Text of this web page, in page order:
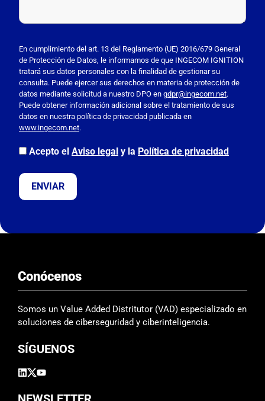
o
r
f
a
v
o
r
,
e
s
c
a
m
p
v
c
En cumplimiento del art. 13 del Reglamento (UE) 2016/679 General
de Protección de Datos, le informamos de que INGECOM IGNITION
tratará sus datos personales con la finalidad de gestionar su
consulta. Puede ejercer sus derechos en materia de protección de
datos mediante solicitud a nuestro DPO en gdpr@ingecom.net.
Puede obtener información adicional sobre el tratamiento de sus
datos en nuestra política de privacidad publicada en
www.ingecom.net.
Acepto el Aviso legal y la Política de privacidad
Conócenos
Somos un Value Added Distritutor (VAD) especializado en
soluciones de ciberseguridad y ciberinteligencia.
SÍGUENOS